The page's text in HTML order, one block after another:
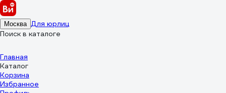
Москва Для юрлиц
Поиск в каталоге
Главная
Каталог
Корзина
Избранное